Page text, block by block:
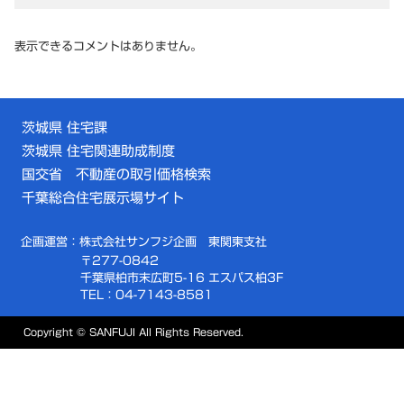
表示できるコメントはありません。
茨城県 住宅課
茨城県 住宅関連助成制度
国交省 不動産の取引価格検索
千葉総合住宅展示場サイト
企画運営：株式会社サンフジ企画 東関東支社
〒277-0842
千葉県柏市末広町5-16 エスパス柏3F
TEL：04-7143-8581
Copyright © SANFUJI All Rights Reserved.